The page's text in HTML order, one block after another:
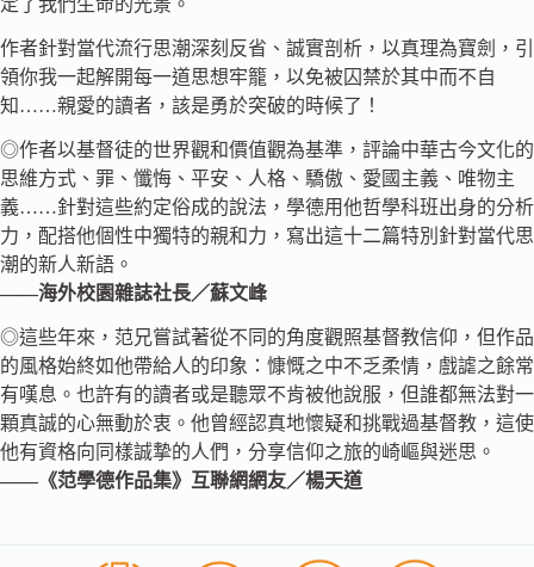
定了我們生命的光景。
作者針對當代流行思潮深刻反省、誠實剖析，以真理為寶劍，引
領你我一起解開每一道思想牢籠，以免被囚禁於其中而不自
知……親愛的讀者，該是勇於突破的時候了！
◎作者以基督徒的世界觀和價值觀為基準，評論中華古今文化的
思維方式、罪、懺悔、平安、人格、驕傲、愛國主義、唯物主
義……針對這些約定俗成的說法，學德用他哲學科班出身的分析
力，配搭他個性中獨特的親和力，寫出這十二篇特別針對當代思
潮的新人新語。
——海外校園雜誌社長／蘇文峰
◎這些年來，范兄嘗試著從不同的角度觀照基督教信仰，但作品
的風格始終如他帶給人的印象：慷慨之中不乏柔情，戲謔之餘常
有嘆息。也許有的讀者或是聽眾不肯被他說服，但誰都無法對一
顆真誠的心無動於衷。他曾經認真地懷疑和挑戰過基督教，這使
他有資格向同樣誠摯的人們，分享信仰之旅的崎嶇與迷思。
——《范學德作品集》互聯網網友／楊天道